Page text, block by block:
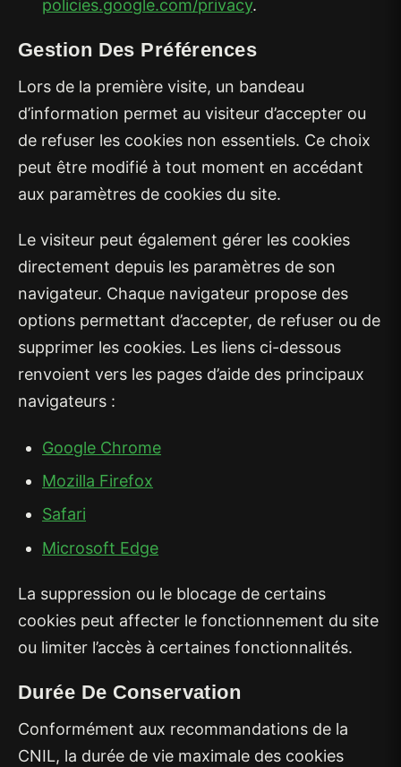
policies.google.com/privacy.
Gestion Des Préférences
Lors de la première visite, un bandeau
d’information permet au visiteur d’accepter ou
de refuser les cookies non essentiels. Ce choix
peut être modifié à tout moment en accédant
aux paramètres de cookies du site.
Le visiteur peut également gérer les cookies
directement depuis les paramètres de son
navigateur. Chaque navigateur propose des
options permettant d’accepter, de refuser ou de
supprimer les cookies. Les liens ci-dessous
renvoient vers les pages d’aide des principaux
navigateurs :
Google Chrome
Mozilla Firefox
Safari
Microsoft Edge
La suppression ou le blocage de certains
cookies peut affecter le fonctionnement du site
ou limiter l’accès à certaines fonctionnalités.
Durée De Conservation
Conformément aux recommandations de la
CNIL, la durée de vie maximale des cookies